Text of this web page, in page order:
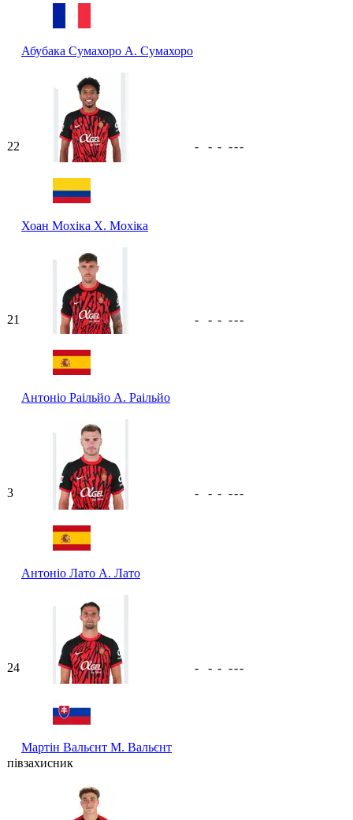
Абубака Сумахоро А. Сумахоро
22
Хоан Мохіка Х. Мохіка
- - - ---
21
Антоніо Раільйо А. Раільйо
- - - ---
3
Антоніо Лато А. Лато
- - - ---
24
Мартін Вальєнт М. Вальєнт
- - - ---
півзахисник